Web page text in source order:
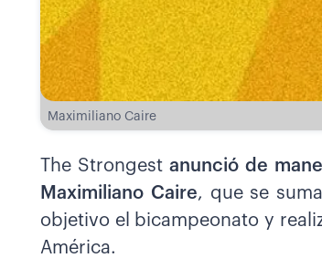
Maximiliano Caire
The Strongest anunció de
Maximiliano Caire, que se
objetivo el bicampeonato y
América.